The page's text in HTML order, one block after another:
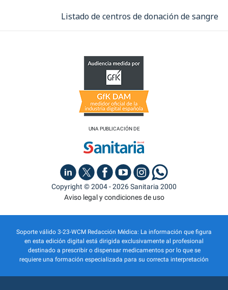
Listado de centros de donación de sangre
UNA PUBLICACIÓN DE
Copyright © 2004 - 2026 Sanitaria 2000
Aviso legal y condiciones de uso
Soporte válido 3-23-WCM Redacción Médica: La información que figura
en esta edición digital está dirigida exclusivamente al profesional
destinado a prescribir o dispensar medicamentos por lo que se
requiere una formación especializada para su correcta interpretación